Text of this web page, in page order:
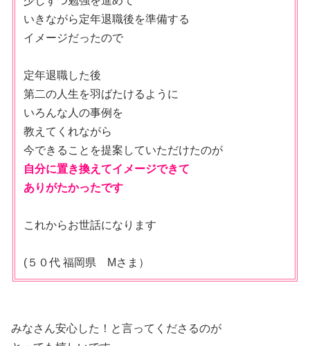
いきながら定年退職後を準備する
イメージだったので
定年退職した後
第二の人生を羽ばたけるように
いろんな人の事例を
教えてくれながら
今できることを提案していただけたのが
自分に置き換えてイメージできて
ありがたかったです
これからお世話になります
(５０代 福岡県 Mさま）
みなさん安心した！と言ってくださるのが